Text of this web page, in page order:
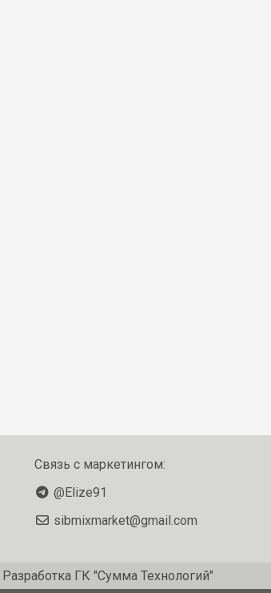
Связь с маркетингом:
@Elize91
sibmixmarket@gmail.com
Разработка ГК "Сумма Технологий"